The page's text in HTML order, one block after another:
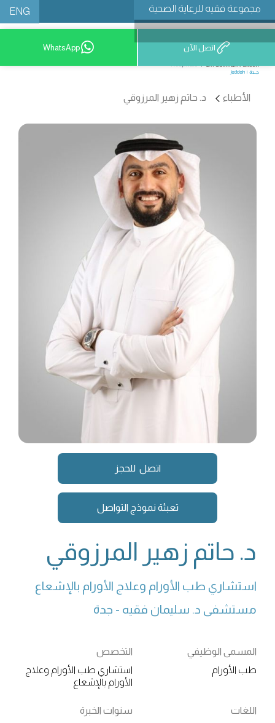
مجموعة فقيه للرعاية الصحية ENG
9200 12777 اتصل الآن WhatsApp
الأطباء د. حاتم زهير المرزوقي
اتصل للحجز
تعبئة نموذج التواصل
د. حاتم زهير المرزوقي
استشاري طب الأورام وعلاج الأورام بالإشعاع
مستشفى د. سليمان فقيه - جدة
المسمى الوظيفي
طب الأورام
التخصص
استشاري طب الأورام وعلاج
الأورام بالإشعاع
اللغات
سنوات الخبرة